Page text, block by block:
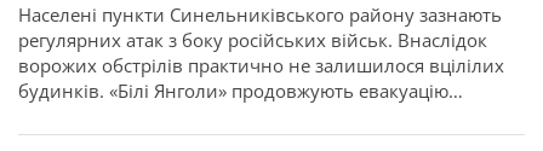
Населені пункти Синельниківського району зазнають
регулярних атак з боку російських військ. Внаслідок
ворожих обстрілів практично не залишилося вцілілих
будинків. «Білі Янголи» продовжують евакуацію
повідомляє ГУНП в Дніпропетровській області. Під час